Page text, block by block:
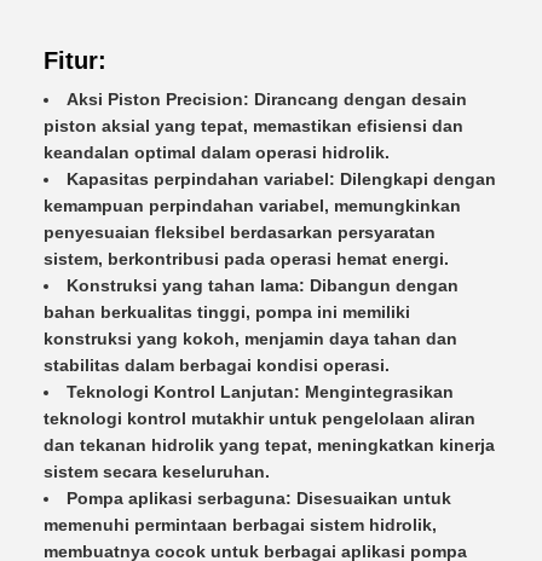
Fitur:
Aksi Piston Precision: Dirancang dengan desain
piston aksial yang tepat, memastikan efisiensi dan
keandalan optimal dalam operasi hidrolik.
Kapasitas perpindahan variabel: Dilengkapi dengan
kemampuan perpindahan variabel, memungkinkan
penyesuaian fleksibel berdasarkan persyaratan
sistem, berkontribusi pada operasi hemat energi.
Konstruksi yang tahan lama: Dibangun dengan
bahan berkualitas tinggi, pompa ini memiliki
konstruksi yang kokoh, menjamin daya tahan dan
stabilitas dalam berbagai kondisi operasi.
Teknologi Kontrol Lanjutan: Mengintegrasikan
teknologi kontrol mutakhir untuk pengelolaan aliran
dan tekanan hidrolik yang tepat, meningkatkan kinerja
sistem secara keseluruhan.
Pompa aplikasi serbaguna: Disesuaikan untuk
memenuhi permintaan berbagai sistem hidrolik,
membuatnya cocok untuk berbagai aplikasi pompa